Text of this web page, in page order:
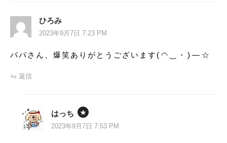
シ
ひろみ
2023年9月7日 7:23 PM
パパさん、爆笑ありがとうございます(⁠◠⁠‿⁠・⁠)⁠—⁠☆
返信
はっち
2023年9月7日 7:53 PM